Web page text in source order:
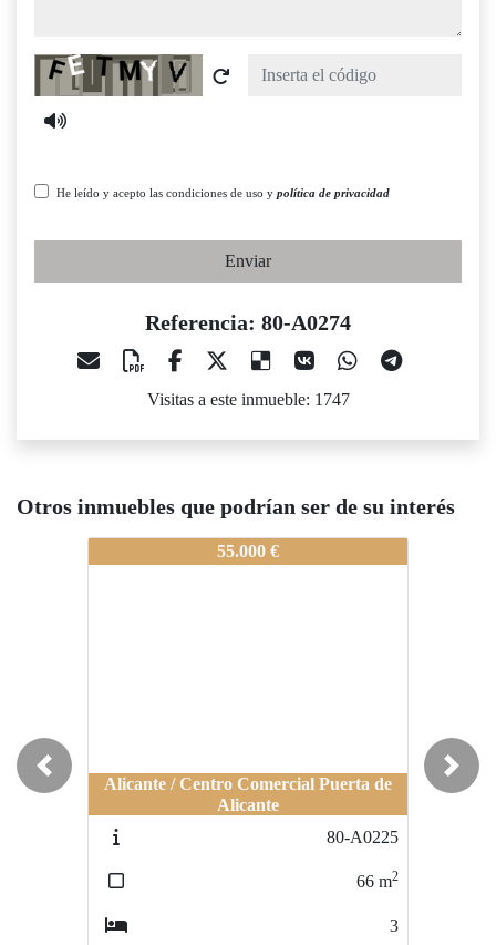
Captcha
He leído y acepto las condiciones de uso y política de privacidad
Enviar
Referencia: 80-A0274
Visitas a este inmueble: 1747
Otros inmuebles que podrían ser de su interés
55.000 €
Alicante / Centro Comercial Puerta de
Alicante
80-A0225
m2
80-A0274
Alicante / Norte de Gran Va
Previous Next